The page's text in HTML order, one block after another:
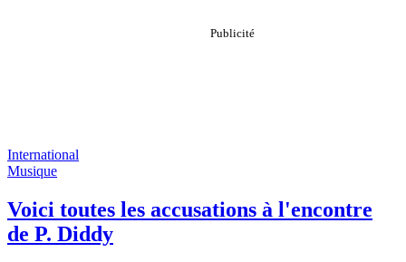
International
Musique
Voici toutes les accusations à l'encontre
de P. Diddy